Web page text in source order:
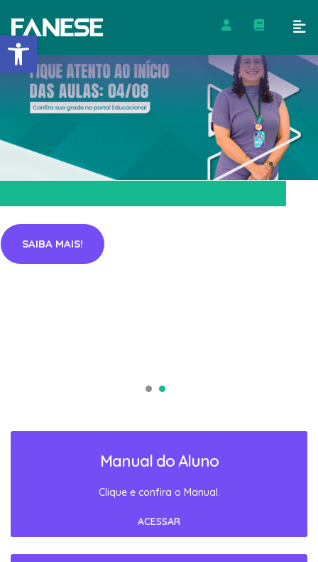
Barra de Ferramentas
SAIBA MAIS!
Manual do Aluno
Clique e confira o Manual.
ACESSAR